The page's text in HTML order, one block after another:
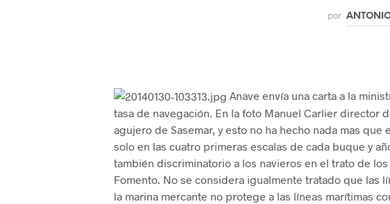
por
Anave envía una carta a la
tasa de navegación. En la foto Manuel Carlier director
agujero de Sasemar, y esto no ha hecho nada mas
solo en las cuatro primeras escalas de cada buque y
también discriminatorio a los navieros en el trato de
Fomento. No se considera igualmente tratado que las
la marina mercante no protege a las líneas marítimas